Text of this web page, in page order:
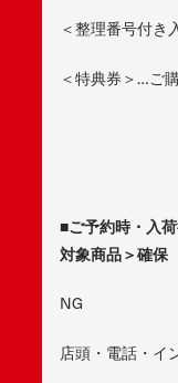
＜整理番号付き
＜特典券＞…ご
■ご予約時・入
対象商品＞確保
NG
店頭・電話・イ